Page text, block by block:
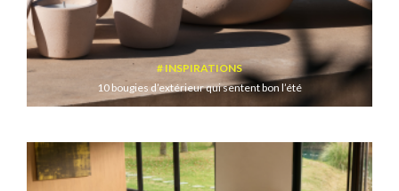
INSPIRATIONS
10 bougies d’extérieur qui sentent bon l’été